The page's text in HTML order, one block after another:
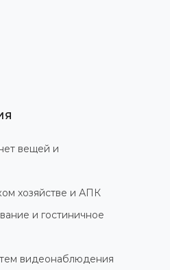
вещей и
хозяйстве и АПК
и гостиничное
видеонаблюдения